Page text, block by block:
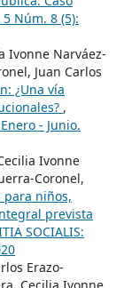
5 Núm. 8 (5):
Ivonne Narváez-
Juan Carlos
¿Una vía
,
- Junio.
Ivonne
Coronel,
para niños,
prevista
SOCIALIS:
Erazo-